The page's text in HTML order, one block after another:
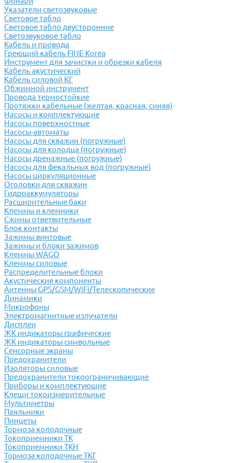
Указатели светозвуковые
Световое табло
Световое табло двусторонние
Светозвуковое табло
Кабель и провода
Греющий кабель FINE Korea
Инструмент для зачистки и обрезки кабеля
Кабель акустический
Кабель силовой КГ
Обжимной инструмент
Провода термостойкие
Протяжки кабельные (желтая, красная, синяя)
Насосы и комплектующие
Насосы поверхностные
Насосы-автоматы
Насосы для скважин (погружные)
Насосы для колодца (погружные)
Насосы дренажные (погружные)
Насосы для фекальных вод (погружные)
Насосы циркуляционные
Оголовки для скважин
Гидроаккумуляторы
Расширительные баки
Клеммы и клемники
Cжимы ответвительные
Блок контакты
Зажимы винтовые
Зажимы и блоки зажимов
Клеммы WAGO
Клеммы силовые
Распределительные блоки
Акустические компоненты
Антенны GPS/GSM/WiFi/Телескопические
Динамики
Микрофоны
Электромагнитные излучатели
Дисплеи
ЖК индикаторы графические
ЖК индикаторы символьные
Сенсорные экраны
Предохранители
Изоляторы силовые
Предохранители токоограничивающие
Приборы и комплектующие
Клещи токоизмерительные
Мультиметры
Паяльники
Пинцеты
Тормоза колодочные
Токоприемники ТК
Токоприемники ТКН
Тормоза колодочные ТКГ